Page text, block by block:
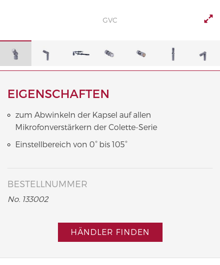
GVC
EIGENSCHAFTEN
zum Abwinkeln der Kapsel auf allen
Mikrofonverstärkern der Colette-Serie
Einstellbereich von 0° bis 105°
BESTELLNUMMER
No. 133002
HÄNDLER FINDEN